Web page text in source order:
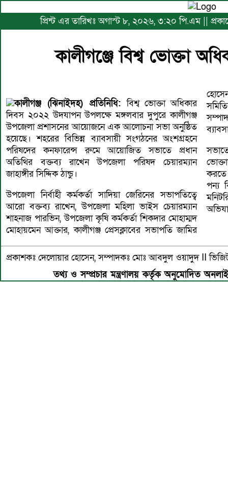
প্রিন্ট এর তারিখঃ অগাস্ট ৮, ২০২৬, ৩:২০ পি.এম ||
কালীগঞ্জে বিশ্ব ভোক্তা
কালীগঞ্জ (ঝিনাইদহ) প্রতিনিধি:বিশ্ব ভোক্তা অধিকার
দিবস ২০২২ উদযাপন উপলক্ষে মঙ্গলবার দুপুরে কালীগঞ্জ
উপজেলা প্রশাসনের আয়োজনে এক আলোচনা সভা অনুষ্ঠিত
হয়েছে। শহরের বিভিন্ন ব্যাবসায়ী সংগঠনের অংশগ্রহনে
পরিষদের কনফারেন্স রুমে আয়োজিত সভাতে প্রধান
অতিথির বক্তব্য রাখেন উপজেলা পরিষদ চেয়ারম্যান
জাহাঙ্গীর সিদ্দিক ঠান্ডু।
উপজেলা নির্বাহী কর্মকর্তা সাদিয়া জেরিনের সভাপতিত্বে
আরো বক্তব্য রাখেন, উপজেলা মহিলা ভাইস চেয়ারম্যান
শাহনাজ পারভিন, উপজেলা কৃষি কর্মকর্তা শিকদার মোহাম্মদ
মোহায়মেন আক্তার, কালীগঞ্জ প্রেসক্লাবের সভাপতি জামির
করতে
পন্য
প্রকাশকঃ দেলোয়ার হোসেন, সম্পাদকঃ মোঃ আবদুল ওয়াদুদ II
তথ্য ও সম্প্রচার মন্ত্রণালয় কর্তৃক অনুমোদিত